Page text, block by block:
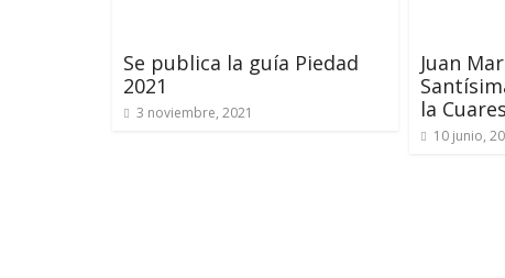
Se publica la guía Piedad
2021
3 noviembre, 2021
Juan
la
10 junio,